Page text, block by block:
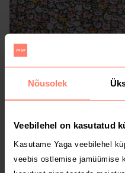
Nõusolek
Veebilehel on kasutatud
Kasutame Yaga veebilehel
veebis ostlemise jamüümise
8.5 €